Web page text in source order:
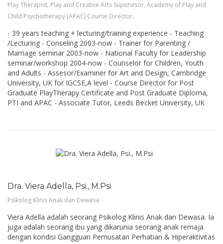
Play Therapist, Play and Creative Arts Supervisor, Academy of Play and
Child Psychotherapy (APAC) Course Director.
- 39 years teaching + lecturing/training experience - Teaching
/Lecturing - Conseling 2003-now - Trainer for Parenting /
Marriage seminar 2003-now - National Faculty for Leadership
seminar/workshop 2004-now - Counselor for Children, Youth
and Adults - Assesor/Examiner for Art and Design, Cambridge
University, UK for IGCSE,A level - Course Director for Post
Graduate PlayTherapy Certificate and Post Graduate Diploma,
PTI and APAC - Associate Tutor, Leeds Becket University, UK
Dra. Viera Adella, Psi., M.Psi
Psikolog Klinis Anak dan Dewasa
Viera Adella adalah seorang Psikolog Klinis Anak dan Dewasa. Ia
juga adalah seorang ibu yang dikarunia seorang anak remaja
dengan kondisi Gangguan Pemusatan Perhatian & Hiperaktivitas